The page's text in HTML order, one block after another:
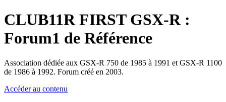
CLUB11R FIRST GSX-R :
Forum1 de Référence
Association dédiée aux GSX-R 750 de 1985 à 1991 et GSX-R 1100
de 1986 à 1992. Forum créé en 2003.
Accéder au contenu